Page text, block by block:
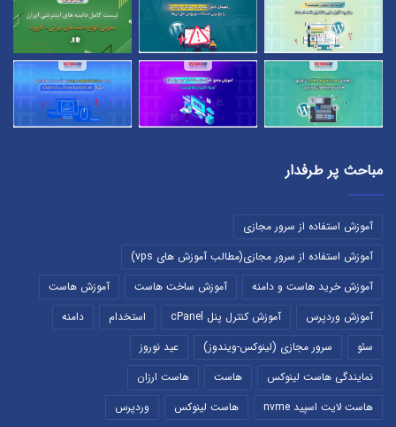
مباحث پر طرفدار
آموزش استفاده از سرور مجازی
آموزش استفاده از سرور مجازی(مطالب آموزش های vps)
آموزش خرید هاست و دامنه
آموزش ساخت هاست
آموزش هاست
آموزش وردپرس
آموزش کنترل پنل cPanel استخدام
دامنه
سئو
سرور مجازی (لینوکس-ویندوز)
عید نوروز
نمایندگی هاست لینوکس
هاست
هاست ارزان
هاست لایت اسپید nvme
هاست لینوکس وردپرس